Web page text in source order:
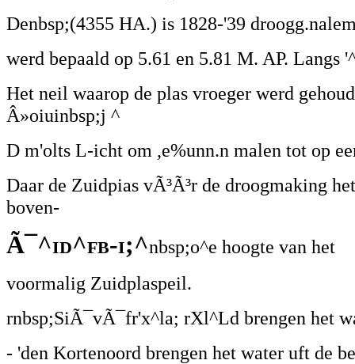
Denbsp;(4355 HA.) is 1828-'39
werd bepaald op 5.61 en 5.81 M. AP. Langs
Het neil waarop de plas vroeger werd
Â»oiuinbsp;j ^
D m'olts L-icht om ,e%unn.n malen tot op
Daar de Zuidpias vÃ³Ã³r de droogmaking
boven-
Ã¯^id^fb-i;^nbsp;o^e hoogte van het
voormalig Zuidplaspeil.
rnbsp;SiÃ¯vÃ¯fr'x^la; rXl^Ld brengen het
- 'den Kortenoord brengen het water uft de